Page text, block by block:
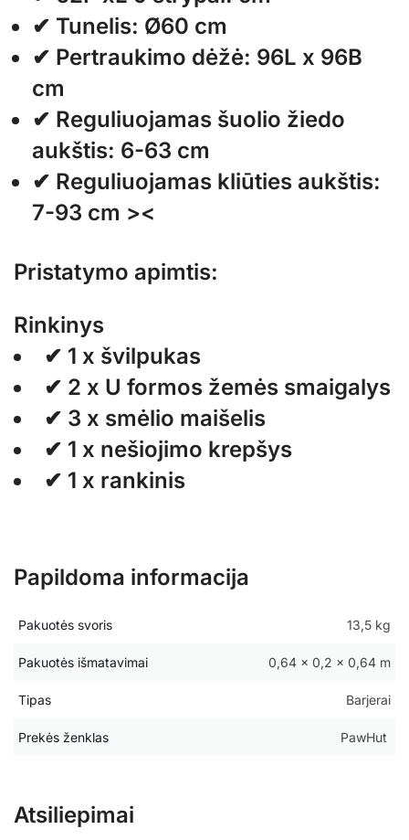
✔ Tunelis: Ø60 cm
✔ Pertraukimo dėžė: 96L x 96B
cm
✔ Reguliuojamas šuolio žiedo
aukštis: 6-63 cm
✔ Reguliuojamas kliūties aukštis:
7-93 cm ><
Pristatymo apimtis:
Rinkinys
✔ 1 x švilpukas
✔ 2 x U formos žemės smaigalys
✔ 3 x smėlio maišelis
✔ 1 x nešiojimo krepšys
✔ 1 x rankinis
Papildoma informacija
Pakuotės svoris 13,5 kg
Pakuotės išmatavimai 0,64 × 0,2 × 0,64 m
Tipas Barjerai
Prekės ženklas PawHut
Atsiliepimai